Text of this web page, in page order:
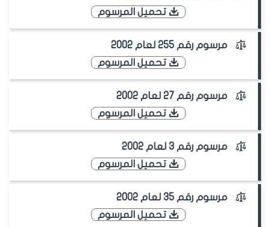
تحميل المرسوم
مرسوم رقم 255 لعام 2002
تحميل المرسوم
مرسوم رقم 27 لعام 2002
تحميل المرسوم
مرسوم رقم 3 لعام 2002
تحميل المرسوم
مرسوم رقم 35 لعام 2002
تحميل المرسوم